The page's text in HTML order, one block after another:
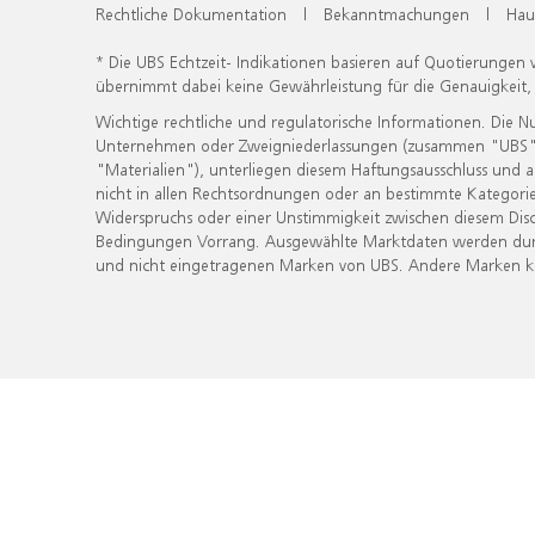
Rechtliche Dokumentation | Bekanntmachungen |
* Die UBS Echtzeit- Indikationen basieren auf
übernimmt dabei keine Gewährleistung für die
Wichtige rechtliche und regulatorische Informationen. Die
Unternehmen oder Zweigniederlassungen (zusammen
"Materialien"), unterliegen diesem Haftungsausschluss
nicht in allen Rechtsordnungen oder an bestimmte
Widerspruchs oder einer Unstimmigkeit zwischen diesem
Bedingungen Vorrang. Ausgewählte Marktdaten werden
und nicht eingetragenen Marken von UBS. Andere Marken